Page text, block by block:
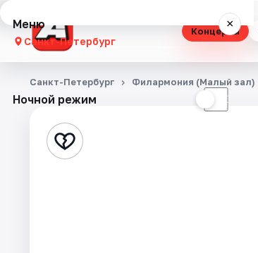
Концерты
Меню ×
Санкт-Петербург
Концерты
Стендап
Ночной режим ☾
Санкт-Петербург Филармония (Малый зал)